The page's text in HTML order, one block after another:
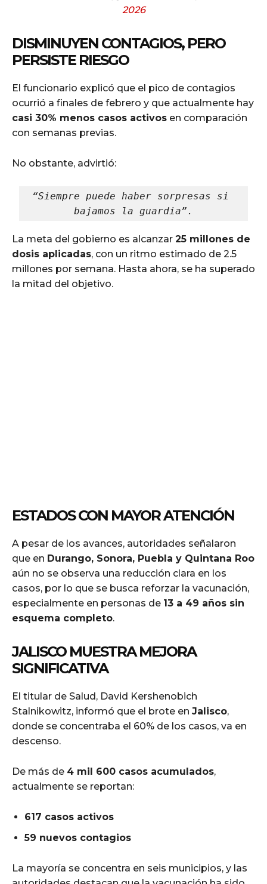
2026
DISMINUYEN CONTAGIOS, PERO
PERSISTE RIESGO
El funcionario explicó que el pico de contagios
ocurrió a finales de febrero y que actualmente hay
casi 30% menos casos activos en comparación
con semanas previas.
No obstante, advirtió:
“Siempre puede haber sorpresas si
bajamos la guardia”.
La meta del gobierno es alcanzar 25 millones de
dosis aplicadas, con un ritmo estimado de 2.5
millones por semana. Hasta ahora, se ha superado
la mitad del objetivo.
ESTADOS CON MAYOR ATENCIÓN
A pesar de los avances, autoridades señalaron
que en Durango, Sonora, Puebla y Quintana Roo
aún no se observa una reducción clara en los
casos, por lo que se busca reforzar la vacunación,
especialmente en personas de 13 a 49 años sin
esquema completo.
JALISCO MUESTRA MEJORA
SIGNIFICATIVA
El titular de Salud, David Kershenobich
Stalnikowitz, informó que el brote en Jalisco,
donde se concentraba el 60% de los casos, va en
descenso.
De más de 4 mil 600 casos acumulados,
actualmente se reportan:
617 casos activos
59 nuevos contagios
La mayoría se concentra en seis municipios, y las